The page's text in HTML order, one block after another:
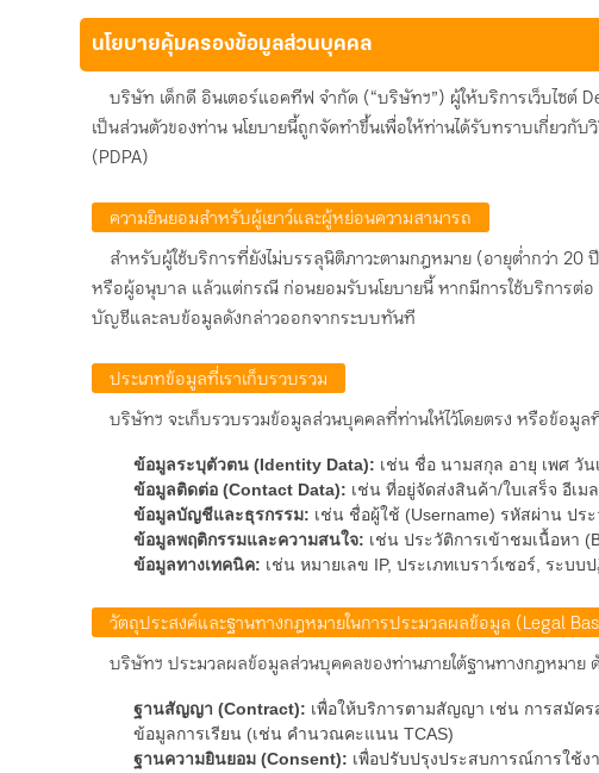
นโยบายคุ้มครองข้อมูลส่วนบุคคล
บริษัท เด็กดี อินเตอร์แอคทีฟ จำกัด (“บริษัทฯ”) ผู้ให้บริการเว็บไซต์
เป็นส่วนตัวของท่าน นโยบายนี้ถูกจัดทำขึ้นเพื่อให้ท่านได้รับทราบเกี่ยว
(PDPA)
ความยินยอมสำหรับผู้เยาว์และผู้หย่อนความสามารถ
สำหรับผู้ใช้บริการที่ยังไม่บรรลุนิติภาวะตามกฎหมาย (อายุต่ำกว่า
หรือผู้อนุบาล แล้วแต่กรณี ก่อนยอมรับนโยบายนี้ หากมีการใช้บริการต่
บัญชีและลบข้อมูลดังกล่าวออกจากระบบทันที
ประเภทข้อมูลที่เราเก็บรวบรวม
บริษัทฯ จะเก็บรวบรวมข้อมูลส่วนบุคคลที่ท่านให้ไว้โดยตรง หรือข้อมู
ข้อมูลระบุตัวตน (Identity Data): เช่น ชื่อ นามสกุล อายุ เพศ วั
ข้อมูลติดต่อ (Contact Data): เช่น ที่อยู่จัดส่งสินค้า/ใบเสร็จ อีเม
ข้อมูลบัญชีและธุรกรรม: เช่น ชื่อผู้ใช้ (Username) รหัสผ่าน ปร
ข้อมูลพฤติกรรมและความสนใจ: เช่น ประวัติการเข้าชมเนื้อหา
ข้อมูลทางเทคนิค: เช่น หมายเลข IP, ประเภทเบราว์เซอร์, ระ
วัตถุประสงค์และฐานทางกฎหมายในการประมวลผลข้อมูล (Legal
บริษัทฯ ประมวลผลข้อมูลส่วนบุคคลของท่านภายใต้ฐานทางกฎหมาย
ฐานสัญญา (Contract): เพื่อให้บริการตามสัญญา เช่น การสมัค
ข้อมูลการเรียน (เช่น คำนวณคะแนน TCAS)
ฐานความยินยอม (Consent): เพื่อปรับปรุงประสบการณ์การใช้